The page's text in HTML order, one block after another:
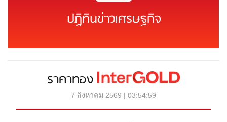
ปฏิทินข่าวเศรษฐกิจ
ราคาทอง
7 สิงหาคม 2569 | 03:54:59